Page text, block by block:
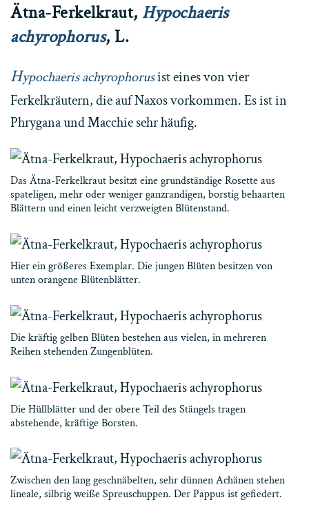
Ätna-Ferkelkraut, Hypochaeris
achyrophorus, L.
Hypochaeris achyrophorusist eines von vier
Ferkelkräutern, die auf Naxos vorkommen. Es ist in
Phrygana und Macchie sehr häufig.
Das Ätna-Ferkelkraut besitzt eine grundständige Rosette aus
spateligen, mehr oder weniger ganzrandigen, borstig behaarten
Blättern und einen leicht verzweigten Blütenstand.
Hier ein größeres Exemplar. Die jungen Blüten besitzen von
unten orangene Blütenblätter.
Die kräftig gelben Blüten bestehen aus vielen, in mehreren
Reihen stehenden Zungenblüten.
Die Hüllblätter und der obere Teil des Stängels tragen
abstehende, kräftige Borsten.
Zwischen den lang geschnäbelten, sehr dünnen Achänen stehen
lineale, silbrig weiße Spreuschuppen. Der Pappus ist gefiedert.